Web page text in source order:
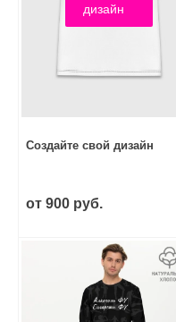
дизайн
Создайте свой дизайн
от 900 руб.